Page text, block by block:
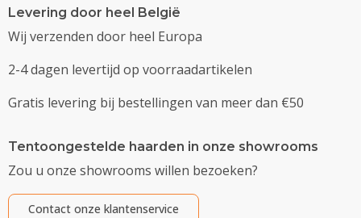
Levering door heel België
Wij verzenden door heel Europa
2-4 dagen levertijd op voorraadartikelen
Gratis levering bij bestellingen van meer dan €50
Tentoongestelde haarden in onze showrooms
Zou u onze showrooms willen bezoeken?
Contact onze klantenservice